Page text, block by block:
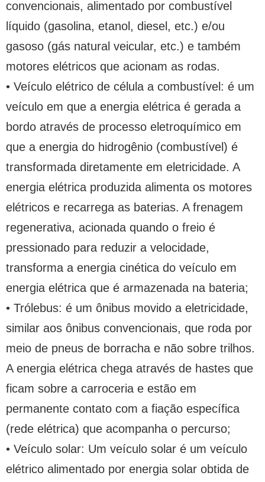
convencionais, alimentado por combustível
líquido (gasolina, etanol, diesel, etc.) e/ou
gasoso (gás natural veicular, etc.) e também
motores elétricos que acionam as rodas.
• Veículo elétrico de célula a combustível: é um
veículo em que a energia elétrica é gerada a
bordo através de processo eletroquímico em
que a energia do hidrogênio (combustível) é
transformada diretamente em eletricidade. A
energia elétrica produzida alimenta os motores
elétricos e recarrega as baterias. A frenagem
regenerativa, acionada quando o freio é
pressionado para reduzir a velocidade,
transforma a energia cinética do veículo em
energia elétrica que é armazenada na bateria;
• Trólebus: é um ônibus movido a eletricidade,
similar aos ônibus convencionais, que roda por
meio de pneus de borracha e não sobre trilhos.
A energia elétrica chega através de hastes que
ficam sobre a carroceria e estão em
permanente contato com a fiação específica
(rede elétrica) que acompanha o percurso;
• Veículo solar: Um veículo solar é um veículo
elétrico alimentado por energia solar obtida de